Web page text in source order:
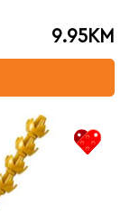
9.95KM